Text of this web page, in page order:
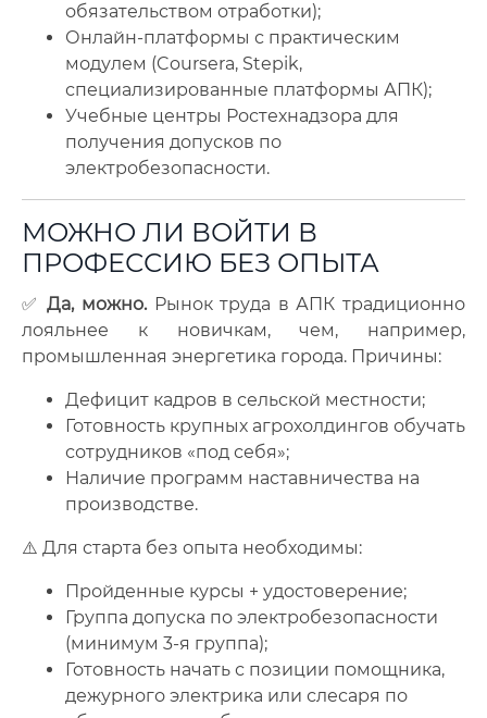
обязательством отработки);
Онлайн-платформы с практическим
модулем (Coursera, Stepik,
специализированные платформы АПК);
Учебные центры Ростехнадзора для
получения допусков по
электробезопасности.
МОЖНО ЛИ ВОЙТИ В
ПРОФЕССИЮ БЕЗ ОПЫТА
✅Да, можно.Рынок труда в АПК традиционно
лояльнее к новичкам, чем, например,
промышленная энергетика города. Причины:
Дефицит кадров в сельской местности;
Готовность крупных агрохолдингов обучать
сотрудников «под себя»;
Наличие программ наставничества на
производстве.
⚠️ Для старта без опыта необходимы:
Пройденные курсы + удостоверение;
Группа допуска по электробезопасности
(минимум 3-я группа);
Готовность начать с позиции помощника,
дежурного электрика или слесаря по